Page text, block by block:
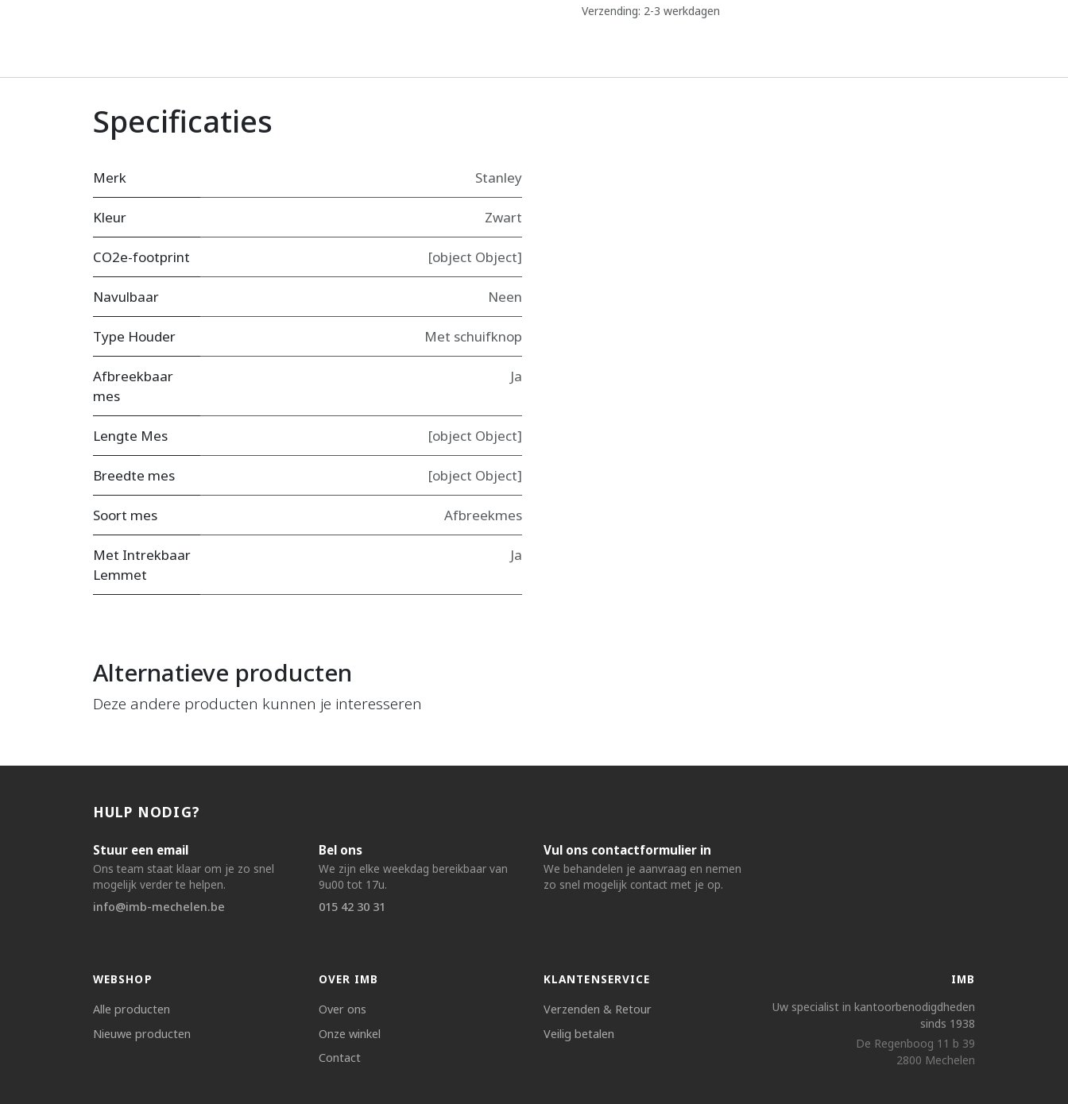
Verzending: 2-3 werkdagen
Specificaties
Merk Stanley
Kleur Zwart
CO2e-footprint [object Object]
Navulbaar Neen
Type Houder Met schuifknop
Afbreekbaar
mes
Ja
Lengte Mes [object Object]
Breedte mes [object Object]
Soort mes Afbreekmes
Met Intrekbaar
Lemmet
Ja
Alternatieve producten
Deze andere producten kunnen je interesseren
HULP NODIG?
Stuur een email
Ons team staat klaar om je zo snel
mogelijk verder te helpen.
info@imb-mechelen.be
Bel ons
We zijn elke weekdag bereikbaar van
9u00 tot 17u.
015 42 30 31
Vul ons contactformulier in
We behandelen je aanvraag en nemen
zo snel mogelijk contact met je op.
WEBSHOP
Alle producten
Nieuwe producten
OVER IMB
Over ons
Onze winkel
Contact
KLANTENSERVICE
Verzenden & Retour
Veilig betalen
IMB
Uw specialist in kantoorbenodigdheden
sinds 1938
De Regenboog 11 b 39
2800 Mechelen